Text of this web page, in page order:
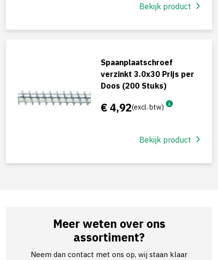
Bekijk product
Spaanplaatschroef
verzinkt 3.0x30 Prijs per
Doos (200 Stuks)
€ 4,92(excl. btw)
Bekijk product
Meer weten over ons
assortiment?
Neem dan contact met ons op, wij staan klaar